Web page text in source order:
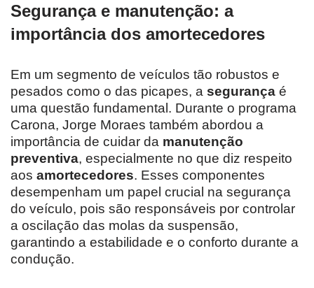
Segurança e manutenção: a
importância dos amortecedores
Em um segmento de veículos tão robustos e
pesados como o das picapes, a segurança é
uma questão fundamental. Durante o programa
Carona, Jorge Moraes também abordou a
importância de cuidar da manutenção
preventiva, especialmente no que diz respeito
aos amortecedores. Esses componentes
desempenham um papel crucial na segurança
do veículo, pois são responsáveis por controlar
a oscilação das molas da suspensão,
garantindo a estabilidade e o conforto durante a
condução.